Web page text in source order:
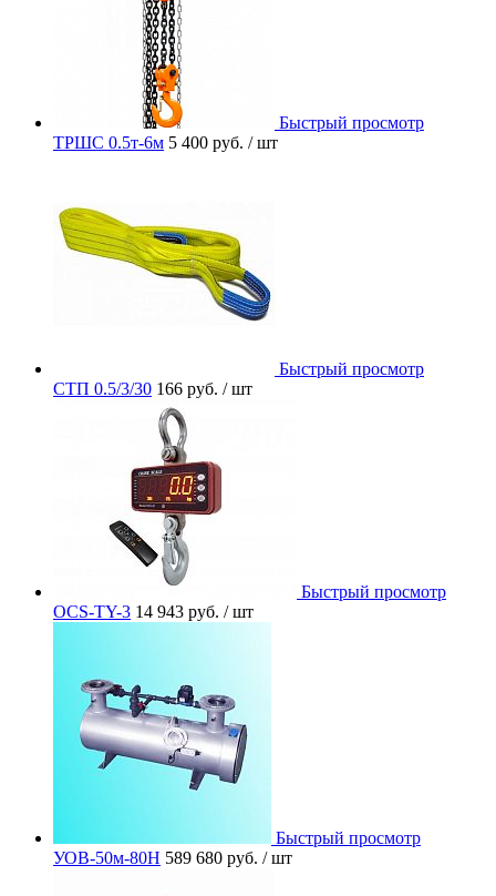
Быстрый просмотр
ТРШС 0.5т-6м 5 400 руб. / шт
Быстрый просмотр
СТП 0.5/3/30 166 руб. / шт
Быстрый просмотр
OCS-TY-3 14 943 руб. / шт
Быстрый просмотр
УОВ-50м-80Н 589 680 руб. / шт